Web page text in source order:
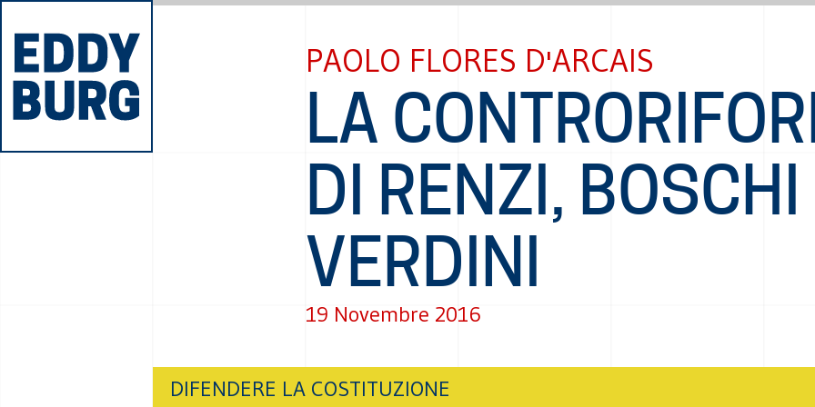
PAOLO FLORES D'ARCAIS
LA
DI RENZI, BOSCHI
VERDINI
19 Novembre 2016
DIFENDERE LA COSTITUZIONE